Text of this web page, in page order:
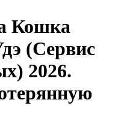
Кошка
(Сервис
2026.